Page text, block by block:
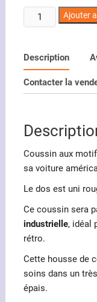
quantité
de
motifs
vintage
American
Ajouter
Description
Contacter la
Coussin aux
sa voiture
Le dos est uni
Ce coussin sera
industrielle, idéal
rétro.
Cette housse de
soins dans un
épais.